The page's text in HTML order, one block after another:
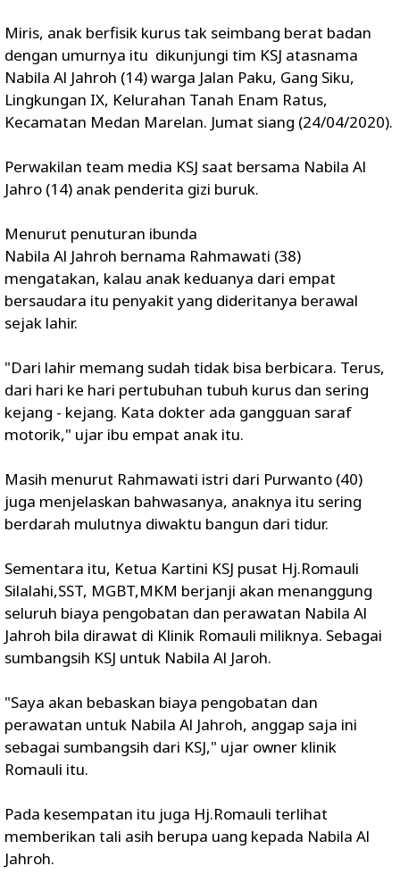
Miris, anak berfisik kurus tak seimbang berat badan
dengan umurnya itu dikunjungi tim KSJ atasnama
Nabila Al Jahroh (14) warga Jalan Paku, Gang Siku,
Lingkungan IX, Kelurahan Tanah Enam Ratus,
Kecamatan Medan Marelan. Jumat siang (24/04/2020).
Perwakilan team media KSJ saat bersama Nabila Al
Jahro (14) anak penderita gizi buruk.
Menurut penuturan ibunda
Nabila Al Jahroh bernama Rahmawati (38)
mengatakan, kalau anak keduanya dari empat
bersaudara itu penyakit yang dideritanya berawal
sejak lahir.
"Dari lahir memang sudah tidak bisa berbicara. Terus,
dari hari ke hari pertubuhan tubuh kurus dan sering
kejang - kejang. Kata dokter ada gangguan saraf
motorik," ujar ibu empat anak itu.
Masih menurut Rahmawati istri dari Purwanto (40)
juga menjelaskan bahwasanya, anaknya itu sering
berdarah mulutnya diwaktu bangun dari tidur.
Sementara itu, Ketua Kartini KSJ pusat Hj.Romauli
Silalahi,SST, MGBT,MKM berjanji akan menanggung
seluruh biaya pengobatan dan perawatan Nabila Al
Jahroh bila dirawat di Klinik Romauli miliknya. Sebagai
sumbangsih KSJ untuk Nabila Al Jaroh.
"Saya akan bebaskan biaya pengobatan dan
perawatan untuk Nabila Al Jahroh, anggap saja ini
sebagai sumbangsih dari KSJ," ujar owner klinik
Romauli itu.
Pada kesempatan itu juga Hj.Romauli terlihat
memberikan tali asih berupa uang kepada Nabila Al
Jahroh.